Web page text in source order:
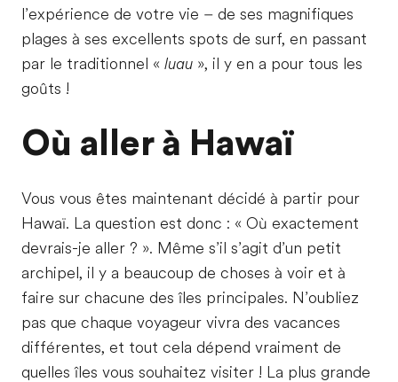
l’expérience de votre vie – de ses magnifiques
plages à ses excellents spots de surf, en passant
par le traditionnel « luau », il y en a pour tous les
goûts !
Où aller à Hawaï
Vous vous êtes maintenant décidé à partir pour
Hawaï. La question est donc : « Où exactement
devrais-je aller ? ». Même s’il s’agit d’un petit
archipel, il y a beaucoup de choses à voir et à
faire sur chacune des îles principales. N’oubliez
pas que chaque voyageur vivra des vacances
différentes, et tout cela dépend vraiment de
quelles îles vous souhaitez visiter ! La plus grande